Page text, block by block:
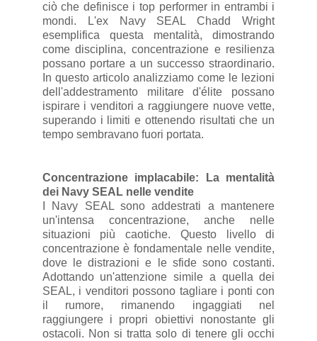
ciò che definisce i top performer in entrambi i
mondi. L'ex Navy SEAL Chadd Wright
esemplifica questa mentalità, dimostrando
come disciplina, concentrazione e resilienza
possano portare a un successo straordinario.
In questo articolo analizziamo come le lezioni
dell'addestramento militare d'élite possano
ispirare i venditori a raggiungere nuove vette,
superando i limiti e ottenendo risultati che un
tempo sembravano fuori portata.
Concentrazione implacabile: La mentalità
dei Navy SEAL nelle vendite
I Navy SEAL sono addestrati a mantenere
un'intensa concentrazione, anche nelle
situazioni più caotiche. Questo livello di
concentrazione è fondamentale nelle vendite,
dove le distrazioni e le sfide sono costanti.
Adottando un'attenzione simile a quella dei
SEAL, i venditori possono tagliare i ponti con
il rumore, rimanendo ingaggiati nel
raggiungere i propri obiettivi nonostante gli
ostacoli. Non si tratta solo di tenere gli occhi